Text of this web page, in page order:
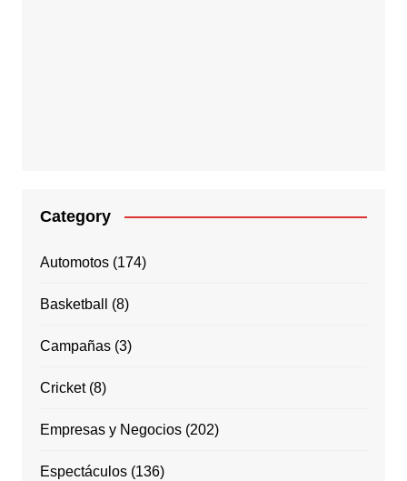
Category
Automotos(174)
Basketball (8)
Campañas(3)
Cricket(8)
Empresas y Negocios(202)
Espectáculos(136)